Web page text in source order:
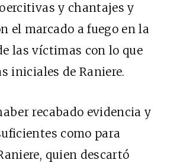
y chantajes y
el marcado a fuego en la
las víctimas con lo que
iniciales de Raniere.
recabado evidencia y
como para
quien descartó